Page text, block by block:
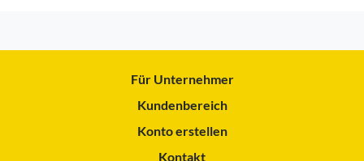
Für Unternehmer
Kundenbereich
Konto erstellen
Kontakt